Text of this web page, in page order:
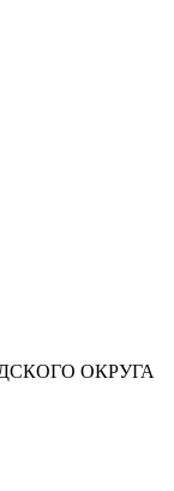
ОКРУГА